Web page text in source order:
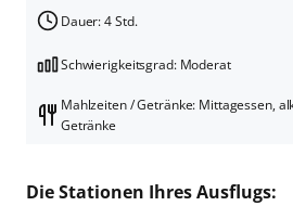
Dauer: 4 Std.
Schwierigkeitsgrad: Moderat
Mahlzeiten / Getränke: Mittagessen,
Getränke
Die Stationen Ihres Ausflugs: